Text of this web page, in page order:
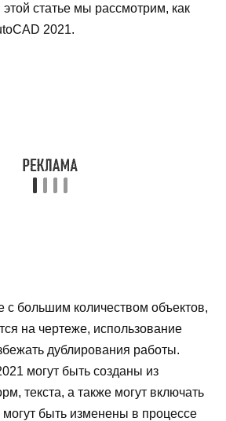
статье мы рассмотрим, как
2021.
с большим количеством объектов,
на чертеже, использование
дублирования работы.
могут быть созданы из
текста, а также могут включать
быть изменены в процессе